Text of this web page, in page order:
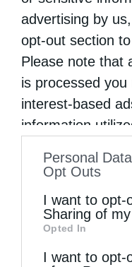
advertising by
opt-out section
Please note that
is processed
interest-based
information
to your opt-out.
information by
of downstream
information may
Personal
Opt Outs
I want to opt-
Sharing of
Opted In
I want to opt-
Η εορτή του